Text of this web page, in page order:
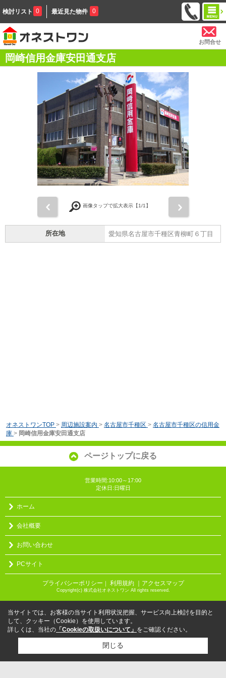
検討リスト 0 最近見た物件 0
お問合せ
岡崎信用金庫安田通支店
画像タップで拡大表示【1/1】
所在地 愛知県名古屋市千種区青柳町６丁目
オネストワンTOP > 周辺施設案内 > 名古屋市千種区 > 名古屋市千種区の信用金
庫 > 岡崎信用金庫安田通支店
ページトップに戻る
営業時間:10:00～17:00
定休日:日曜日
ホーム
会社概要
お問い合わせ
PCサイト
プライバシーポリシー ｜ 利用規約 ｜アクセスマップ
Copyright(c) 株式会社オネストワン All rights reserved.
当サイトでは、お客様の当サイト利用状況把握、サービス向上検討を目的と
して、クッキー（Cookie）を使用しています。
詳しくは、当社の 「Cookieの取扱いについて」 をご確認ください。
閉じる